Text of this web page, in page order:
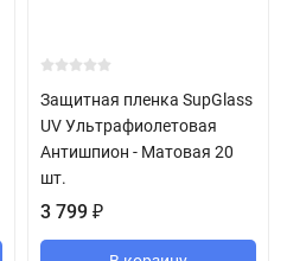
Защитная пленка SupGlass
UV Ультрафиолетовая
Антишпион - Матовая 20
шт.
3 799 ₽